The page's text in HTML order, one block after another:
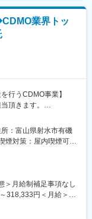
ら治験薬製造、商用
タルソリューション
、国内4拠点（静岡、
国）で事業を展開し、
の剤形に対応可能で
など新規製剤技術の
残業時間も月20H前後
えやすいです。
＆ダウン・工業化検
剤対応などを展開し
ライン（2,000万本）
業界トッ
行うCDMO事業】
頂きます。
価
リデーション
：富山県射水市有磯
煙対策：屋内喫煙可能
＞月給制補足事項なし
318,333円＜月給＞